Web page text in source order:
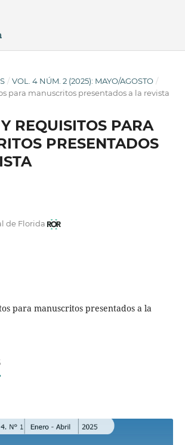
/ VOL. 4 NÚM. 2 (2025): MAYO/AGOSTO /
para manuscritos presentados a la revista
REQUISITOS PARA
PRESENTADOS
de Florida
para manuscritos presentados a la